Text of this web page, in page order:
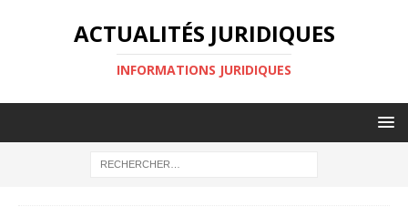
ACTUALITÉS JURIDIQUES
INFORMATIONS JURIDIQUES